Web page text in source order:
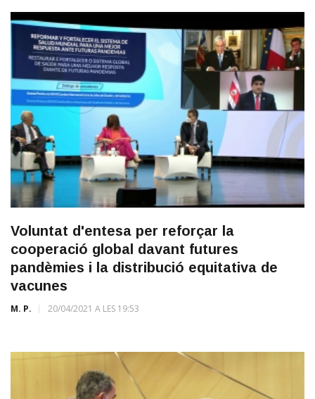
Voluntat d'entesa per reforçar la
cooperació global davant futures
pandèmies i la distribució equitativa de
vacunes
M. P. 20/04/2021 A LES 19:53